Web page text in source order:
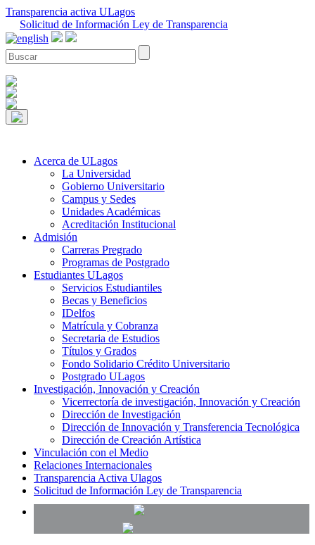
Transparencia activa ULagos
Solicitud de Información Ley de Transparencia
Acerca de ULagos
La Universidad
Gobierno Universitario
Campus y Sedes
Unidades Académicas
Acreditación Institucional
Admisión
Carreras Pregrado
Programas de Postgrado
Estudiantes ULagos
Servicios Estudiantiles
Becas y Beneficios
IDelfos
Matrícula y Cobranza
Secretaria de Estudios
Títulos y Grados
Fondo Solidario Crédito Universitario
Postgrado ULagos
Investigación, Innovación y Creación
Vicerrectoría de investigación, Innovación y Creación
Dirección de Investigación
Dirección de Innovación y Transferencia Tecnológica
Dirección de Creación Artística
Vinculación con el Medio
Relaciones Internacionales
Transparencia Activa Ulagos
Solicitud de Información Ley de Transparencia